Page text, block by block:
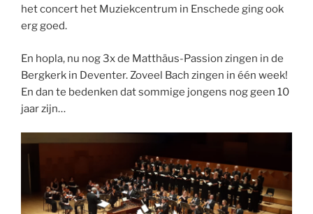
het concert het Muziekcentrum in Enschede ging ook
erg goed.
En hopla, nu nog 3x de Matthäus-Passion zingen in de
Bergkerk in Deventer. Zoveel Bach zingen in één week!
En dan te bedenken dat sommige jongens nog geen 10
jaar zijn…